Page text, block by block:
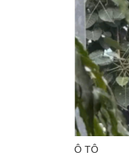
Ô TÔ